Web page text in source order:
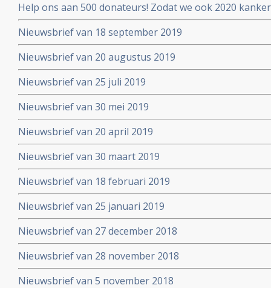
Help ons aan 500 donateurs! Zodat we ook 2020
voortzetten
Nieuwsbrief van 18 september 2019
Nieuwsbrief van 20 augustus 2019
Nieuwsbrief van 25 juli 2019
Nieuwsbrief van 30 mei 2019
Nieuwsbrief van 20 april 2019
Nieuwsbrief van 30 maart 2019
Nieuwsbrief van 18 februari 2019
Nieuwsbrief van 25 januari 2019
Nieuwsbrief van 27 december 2018
Nieuwsbrief van 28 november 2018
Nieuwsbrief van 5 november 2018